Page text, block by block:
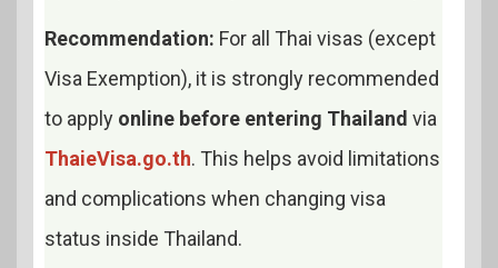
Recommendation: For all Thai visas (except
Visa Exemption), it is strongly recommended
to apply online before entering Thailand via
ThaieVisa.go.th. This helps avoid limitations
and complications when changing visa
status inside Thailand.